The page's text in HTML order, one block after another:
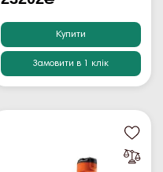
Купити
Замовити в 1 клік